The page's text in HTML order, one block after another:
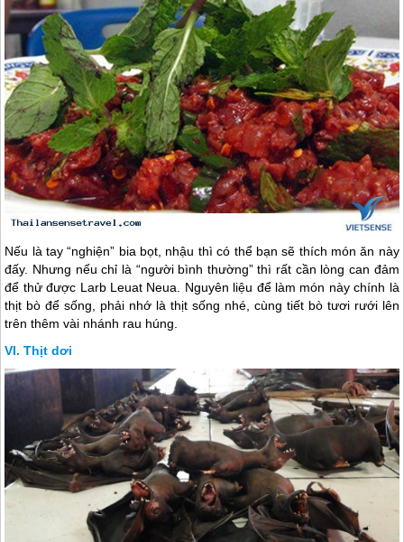
Nếu là tay “nghiện” bia bọt, nhậu thì có thể bạn sẽ thích món ăn này
đấy. Nhưng nếu chỉ là “người bình thường” thì rất cần lòng can đảm
để thử được Larb Leuat Neua. Nguyên liệu để làm món này chính là
thịt bò để sống, phải nhớ là thịt sống nhé, cùng tiết bò tươi rưới lên
trên thêm vài nhánh rau húng.
Thịt dơi